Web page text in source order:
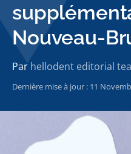
Nouveau-
Par hellodent editorial
Dernière mise à jour : 11